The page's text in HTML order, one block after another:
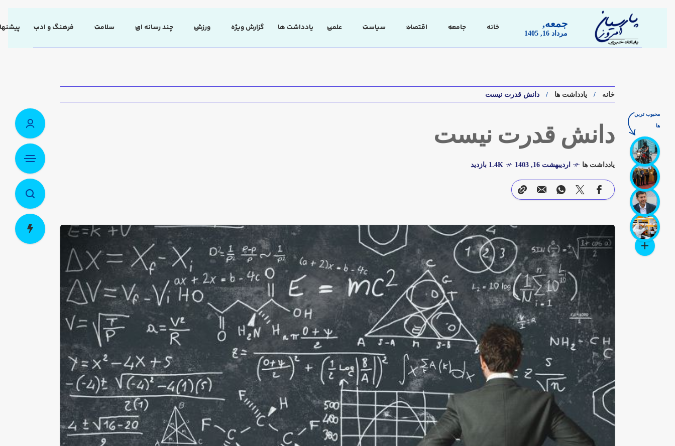
جمعه,
مرداد 16, 1405
خانه جامعه اقتصاد سیاست علمی یادداشت ها گزارش ویژه ورزش چند رسانه ای سلامت فرهنگ و ادب
خانه یادداشت ها دانش قدرت نیست
دانش قدرت نیست
یادداشت ها اردیبهشت 16, 1403 1.4K بازدید
محبوب ترین
ها